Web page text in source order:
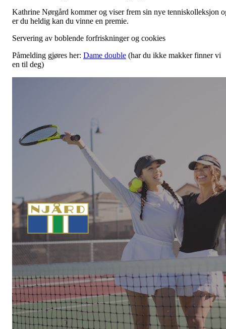
Kathrine Nørgård kommer og viser frem sin nye tenniskolleksjon
er du heldig kan du vinne en premie.
Servering av boblende forfriskninger og cookies
Påmelding gjøres her: Dame double (har du ikke makker finner vi
en til deg)